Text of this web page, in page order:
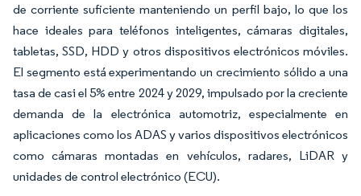
de corriente suficiente manteniendo un perfil bajo, lo que los
hace ideales para teléfonos inteligentes, cámaras digitales,
tabletas, SSD, HDD y otros dispositivos electrónicos móviles.
El segmento está experimentando un crecimiento sólido a una
tasa de casi el 5% entre 2024 y 2029, impulsado por la creciente
demanda de la electrónica automotriz, especialmente en
aplicaciones como los ADAS y varios dispositivos electrónicos
como cámaras montadas en vehículos, radares, LiDAR y
unidades de control electrónico (ECU).